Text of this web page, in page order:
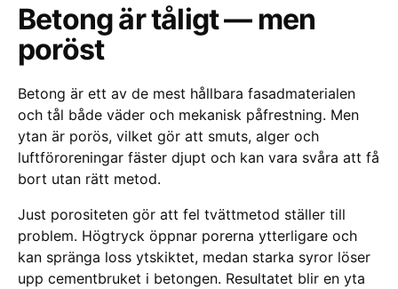
Betong är tåligt — men
poröst
Betong är ett av de mest hållbara fasadmaterialen
och tål både väder och mekanisk påfrestning. Men
ytan är porös, vilket gör att smuts, alger och
luftföroreningar fäster djupt och kan vara svåra att få
bort utan rätt metod.
Just porositeten gör att fel tvättmetod ställer till
problem. Högtryck öppnar porerna ytterligare och
kan spränga loss ytskiktet, medan starka syror löser
upp cementbruket i betongen. Resultatet blir en yta